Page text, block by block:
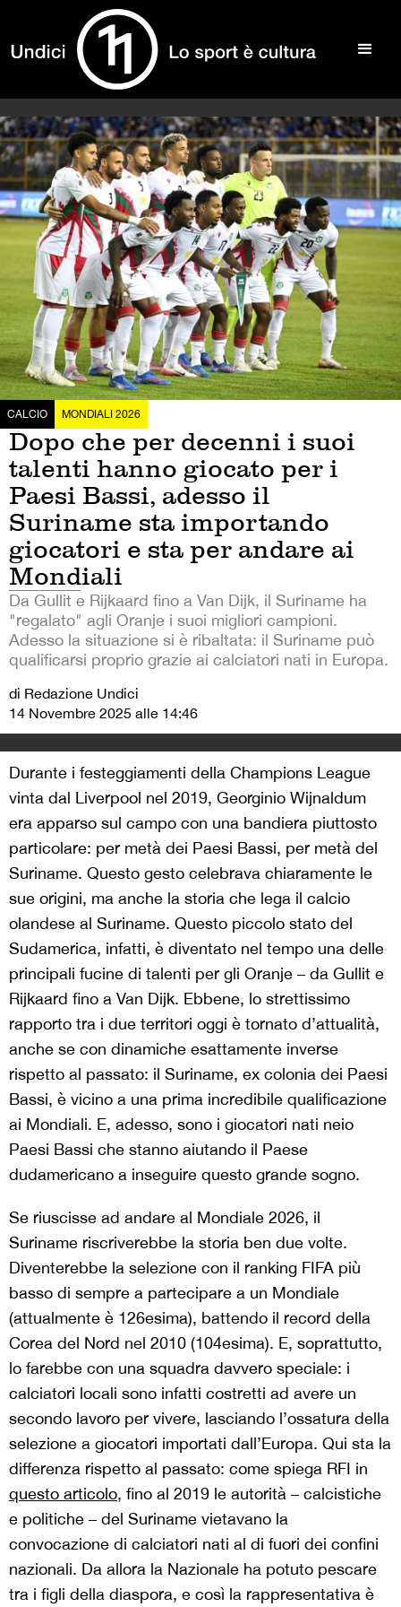
CALCIO MONDIALI 2026
Dopo che per decenni i suoi
talenti hanno giocato per i
Paesi Bassi, adesso il
Suriname sta importando
giocatori e sta per andare ai
Mondiali
Da Gullit e Rijkaard fino a Van Dijk, il Suriname ha
"regalato" agli Oranje i suoi migliori campioni.
Adesso la situazione si è ribaltata: il Suriname può
qualificarsi proprio grazie ai calciatori nati in Europa.
di Redazione Undici
14 Novembre 2025 alle 14:46
Durante i festeggiamenti della Champions League
vinta dal Liverpool nel 2019, Georginio Wijnaldum
era apparso sul campo con una bandiera piuttosto
particolare: per metà dei Paesi Bassi, per metà del
Suriname. Questo gesto celebrava chiaramente le
sue origini, ma anche la storia che lega il calcio
olandese al Suriname. Questo piccolo stato del
Sudamerica, infatti, è diventato nel tempo una delle
principali fucine di talenti per gli Oranje – da Gullit e
Rijkaard fino a Van Dijk. Ebbene, lo strettissimo
rapporto tra i due territori oggi è tornato d’attualità,
anche se con dinamiche esattamente inverse
rispetto al passato: il Suriname, ex colonia dei Paesi
Bassi, è vicino a una prima incredibile qualificazione
ai Mondiali. E, adesso, sono i giocatori nati neio
Paesi Bassi che stanno aiutando il Paese
dudamericano a inseguire questo grande sogno.
Se riuscisse ad andare al Mondiale 2026, il
Suriname riscriverebbe la storia ben due volte.
Diventerebbe la selezione con il ranking FIFA più
basso di sempre a partecipare a un Mondiale
(attualmente è 126esima), battendo il record della
Corea del Nord nel 2010 (104esima). E, soprattutto,
lo farebbe con una squadra davvero speciale: i
calciatori locali sono infatti costretti ad avere un
secondo lavoro per vivere, lasciando l’ossatura della
selezione a giocatori importati dall’Europa. Qui sta la
differenza rispetto al passato: come spiega RFI in
questo articolo, fino al 2019 le autorità – calcistiche
e politiche – del Suriname vietavano la
convocazione di calciatori nati al di fuori dei confini
nazionali. Da allora la Nazionale ha potuto pescare
tra i figli della diaspora, e così la rappresentativa è